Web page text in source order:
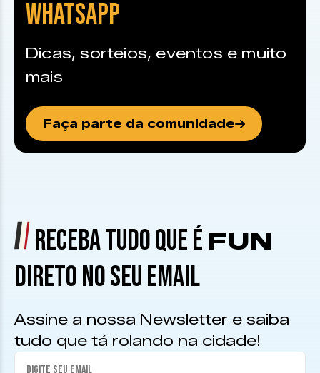
WHATSAPP
Dicas, sorteios, eventos e muito
mais
Faça parte da comunidade
RECEBA TUDO QUE É FUN
DIRETO NO SEU EMAIL
Assine a nossa Newsletter e saiba
tudo que tá rolando na cidade!